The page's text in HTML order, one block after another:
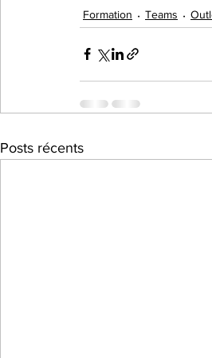
Formation Teams
Posts récents